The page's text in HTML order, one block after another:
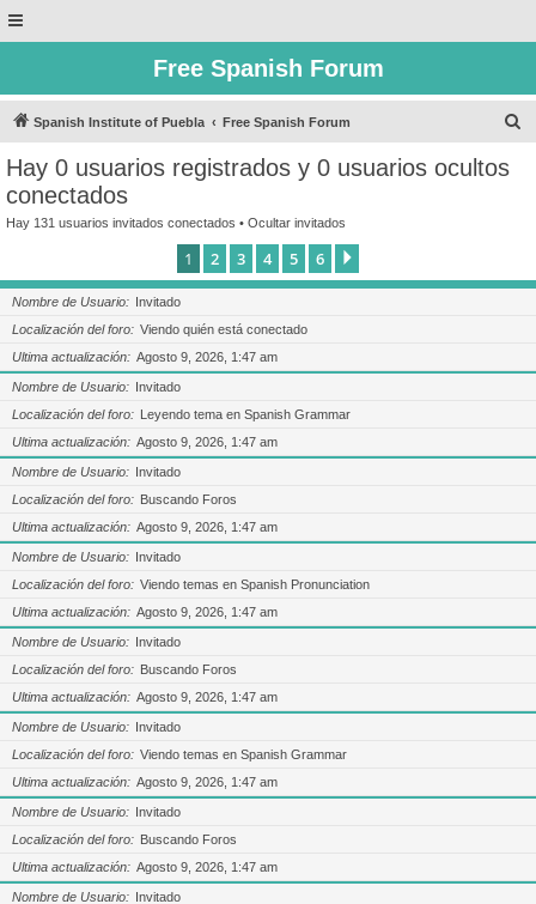
Free Spanish Forum
Spanish Institute of Puebla Free Spanish Forum
Hay 0 usuarios registrados y 0 usuarios ocultos
conectados
Hay 131 usuarios invitados conectados • Ocultar invitados
1 2 3 4 5 6
Nombre de Usuario
Invitado
Localización del foro
Viendo quién está conectado
Ultima actualización
Agosto 9, 2026, 1:47 am
Nombre de Usuario
Invitado
Localización del foro
Leyendo tema en Spanish Grammar
Ultima actualización
Agosto 9, 2026, 1:47 am
Nombre de Usuario
Invitado
Localización del foro
Buscando Foros
Ultima actualización
Agosto 9, 2026, 1:47 am
Nombre de Usuario
Invitado
Localización del foro
Viendo temas en Spanish Pronunciation
Ultima actualización
Agosto 9, 2026, 1:47 am
Nombre de Usuario
Invitado
Localización del foro
Buscando Foros
Ultima actualización
Agosto 9, 2026, 1:47 am
Nombre de Usuario
Invitado
Localización del foro
Viendo temas en Spanish Grammar
Ultima actualización
Agosto 9, 2026, 1:47 am
Nombre de Usuario
Invitado
Localización del foro
Buscando Foros
Ultima actualización
Agosto 9, 2026, 1:47 am
Nombre de Usuario
Invitado